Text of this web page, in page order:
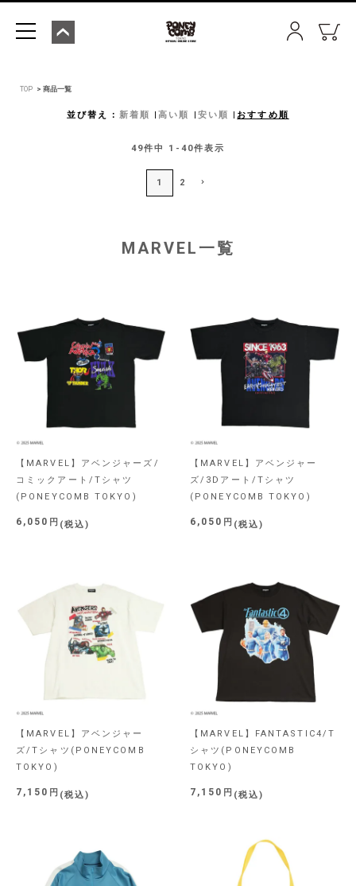
TOP 商品一覧
並び替え 新着順 高い順 安い順 おすすめ順
49件中 1 - 40件表示
1 2
MARVEL一覧
【MARVEL】アベンジャーズ/
コミックアート/Tシャツ
(PONEYCOMB TOKYO)
6,050 税込
【MARVEL】アベンジャー
ズ/3Dアート/Tシャツ
(PONEYCOMB TOKYO)
6,050 税込
【MARVEL】アベンジャー
ズ/Tシャツ(PONEYCOMB
TOKYO)
7,150 税込
【MARVEL】FANTASTIC4/T
シャツ(PONEYCOMB
TOKYO)
7,150 税込